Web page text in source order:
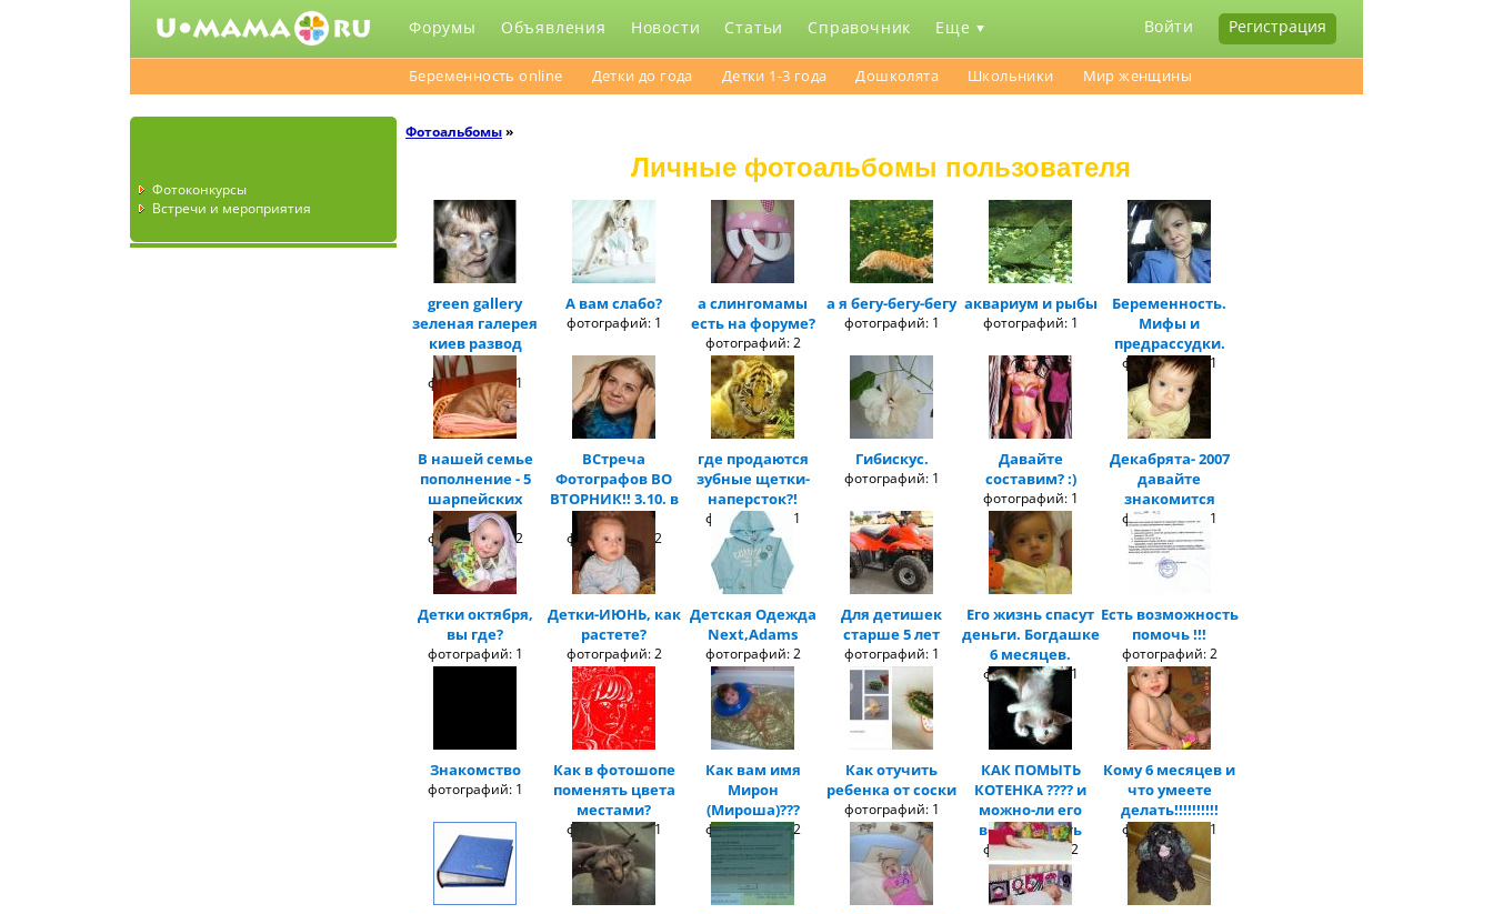
Форумы Объявления Новости Статьи Справочник Еще Войти Регистрация
Беременность online Детки до года Детки 1-3 года Дошколята Школьники Мир женщины
Фотоконкурсы
Встречи и мероприятия
Фотоальбомы»
Личные фотоальбомы пользователя
green gallery
зеленая галерея
киев развод
обман ве
фотографий: 1
А вам слабо?
фотографий: 1
а слингомамы
есть на форуме?
фотографий: 2
а я бегу-бегу-бегу
фотографий: 1
аквариум и рыбы
фотографий: 1
Беременность.
Мифы и
предрассудки.
фотографий: 1
В нашей семье
пополнение - 5
шарпейских
деток
фотографий: 2
ВСтреча
Фотографов ВО
ВТОРНИК!! 3.10. в
19-00 на Х
фотографий: 2
где продаются
зубные щетки-
наперсток?!
фотографий: 1
Гибискус.
фотографий: 1
Давайте
составим? :)
фотографий: 1
Декабрята- 2007
давайте
знакомится
фотографий: 1
Детки октября,
вы где?
фотографий: 1
Детки-ИЮНЬ, как
растете?
фотографий: 2
Детская Одежда
Next,Adams
фотографий: 2
Для детишек
старше 5 лет
фотографий: 1
Его жизнь спасут
деньги. Богдашке
6 месяцев.
фотографий: 1
Есть возможность
помочь !!!
фотографий: 2
Знакомство
фотографий: 1
Как в фотошопе
поменять цвета
местами?
фотографий: 1
Как вам имя
Мирон
(Мироша)???
фотографий: 2
Как отучить
ребенка от соски
фотографий: 1
КАК ПОМЫТЬ
КОТЕНКА ???? и
можно-ли его
вообще мыть
фотографий: 2
Кому 6 месяцев и
что умеете
делать!!!!!!!!!!
фотографий: 1